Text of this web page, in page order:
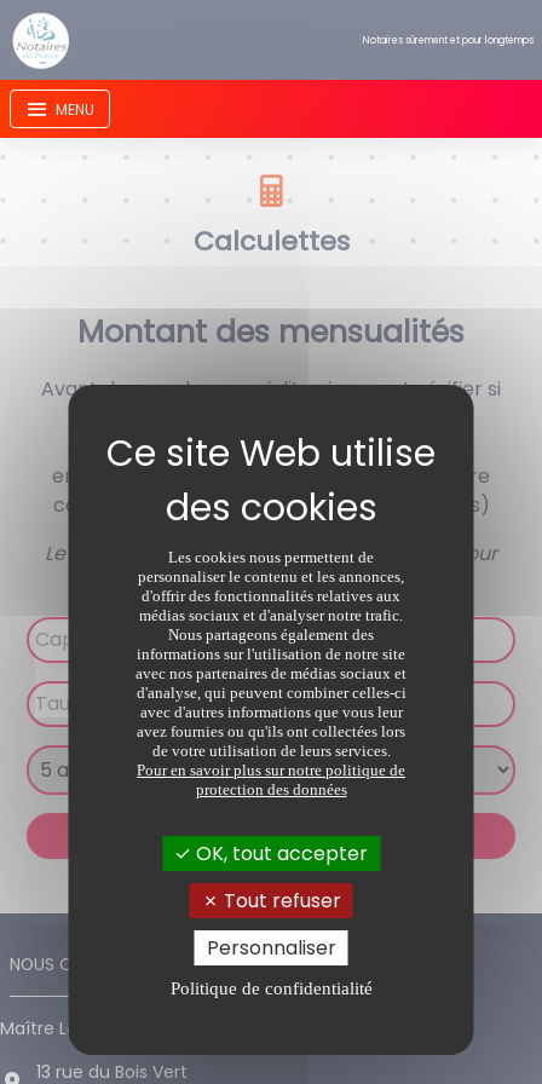
Notaires sûrement et pour longtemps
Calculettes
Montant des mensualités
Avant de prendre un crédit, mieux vaut vérifier si
vos finances le permettent en calculant le
montant d'emprunt possibles
en fonction des mensualités adaptées à votre
capacité. (Tous les champs sont obligatoires)
Le calcul de ces frais reste une estimation. Pour
plus de détails, consultez votre notaire.
Calculer
NOUS CONTACTER
Maître Louis Reillier
13 rue du Bois Vert
Panneau de gestion des cookies
Les cookies nous permettent de
personnaliser le contenu et les annonces,
d'offrir des fonctionnalités relatives aux
médias sociaux et d'analyser notre trafic.
Nous partageons également des
informations sur l'utilisation de notre site
avec nos partenaires de médias sociaux et
d'analyse, qui peuvent combiner celles-ci
avec d'autres informations que vous leur
avez fournies ou qu'ils ont collectées lors
de votre utilisation de leurs services.
Pour en savoir plus sur notre politique de
protection des données
OK, tout accepter
Tout refuser
Personnaliser
Politique de confidentialité